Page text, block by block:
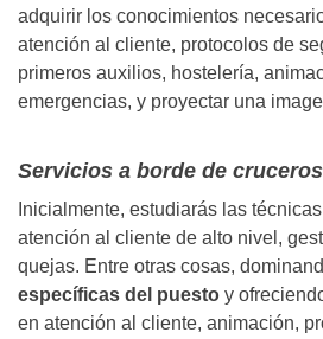
adquirir los conocimientos
atención al cliente, protocolos de
primeros auxilios, hostelería,
emergencias, y proyectar una
Servicios a borde de cruceros
Inicialmente, estudiarás las
atención al cliente de alto nivel,
quejas. Entre otras cosas,
específicas del puesto y
en atención al cliente, animación,